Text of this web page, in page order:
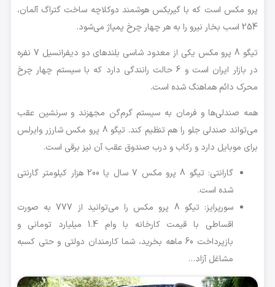
پرو مکس است که با گیربکس هوشمند دوکلاچه ساخت گتراگ آلمان،
254 اسب بخار نیرو را به هر چهار چرخ پمپاژ می‌شود.
تیگو 8 پرو مکس یکی از معدود شاسی بلندهای دو دیفرانسیل 7 نفره
در بازار ایران است و 6 حالت رانندگی دارد که با سیستم چهار چرخ
محرک دائم هماهنگ شده است.
همه صندلی‌ها و فرمان به سیستم گرم‌گن مجهزند و سرنشین عقب
می‌تواند صندلی جلو را هم تنظیم کند. تیگو 8 پرو مکس شارزر وایرلس
برای موبایل دارد و رکاب و درب صندوق عقب آن نیز برقی است.
گارانتی: تیگو 8 پرو مکس 7 سال یا 200 هزار کیلومتر گارنتی
شده است.
سورپرایز: تیگو 8 پرو مکس را می‌توانید از 777 به صورت
اقساطی با قیمت کارخانه با وام 1.4 میلیارد تومانی و
بازپرداخت 60 ماهه بخرید، شما کارمندان دولتی و حتی کسبه
مشاغل آزاد…